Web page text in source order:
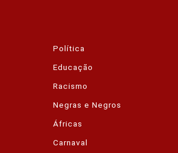
Política
Educação
Racismo
Negras e Negros
Áfricas
Carnaval